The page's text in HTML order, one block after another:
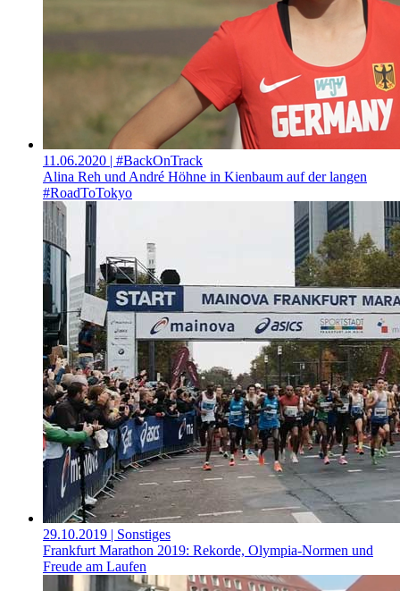
11.06.2020 | #BackOnTrack
Alina Reh und André Höhne in Kienbaum auf der langen
#RoadToTokyo
29.10.2019 | Sonstiges
Frankfurt Marathon 2019: Rekorde, Olympia-Normen und
Freude am Laufen